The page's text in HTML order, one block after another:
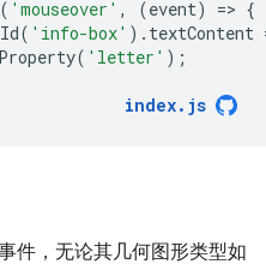
( 'mouseover' , (event) => {
( 'info-box' ). textContent
( 'letter' );
index. js
件，无论其几何图形类型如